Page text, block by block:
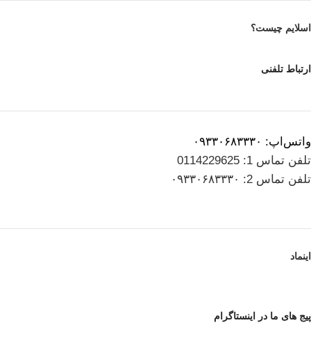
اسلایم چیست؟
ارتباط تلفنی
واتس‌اپ: ۰۹۳۳۰۶۸۳۳۳۰
تلفن تماس 1: 0114229625
تلفن تماس 2: ۰۹۳۳۰۶۸۳۳۳۰
اینماد
پیج های ما در اینستاگرام